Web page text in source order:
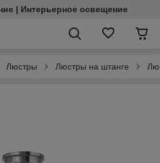
| Интерьерное освещение
Люстры Люстры на штанге